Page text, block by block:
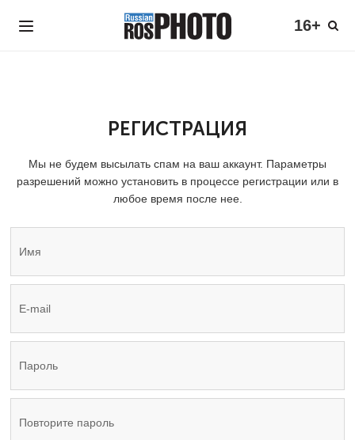
16+
РЕГИСТРАЦИЯ
Мы не будем высылать спам на ваш аккаунт. Параметры
разрешений можно установить в процессе регистрации или в
любое время после нее.